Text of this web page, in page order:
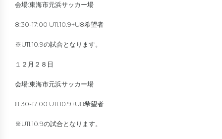
会場:東海市元浜サッカー場
8:30-17:00 U11.10.9+U8希望者
※U11.10.9の試合となります。
１２月２８日
会場:東海市元浜サッカー場
8:30-17:00 U11.10.9+U8希望者
※U11.10.9の試合となります。